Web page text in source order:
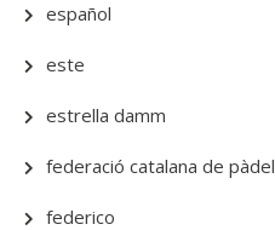
español
este
estrella damm
federació catalana de pàdel
federico